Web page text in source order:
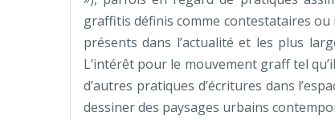
graffitis définis comme contestataires
présents dans l’actualité et les plus
L’intérêt pour le mouvement graff tel
d’autres pratiques d’écritures dans
dessiner des paysages urbains